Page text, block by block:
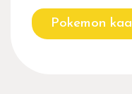
Pokemon